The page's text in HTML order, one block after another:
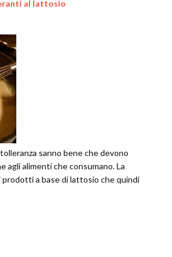
al lattosio
sanno bene che devono
agli alimenti che consumano. La
prodotti a base di lattosio che quindi